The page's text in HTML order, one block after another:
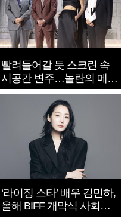
빨려들어갈 듯 스크린 속
시공간 변주…놀란의 메시
지는 ‘전쟁 속죄’
‘라이징 스타’ 배우 김민하,
올해 BIFF 개막식 사회자
확정